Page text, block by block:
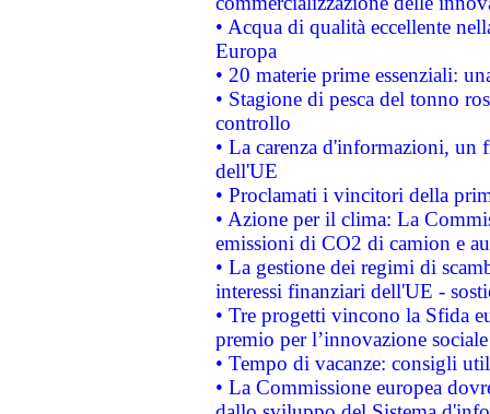
• Acqua di qualità eccellente
Europa
• 20 materie prime essenziali:
• Stagione di pesca del tonno
controllo
• La carenza d'informazioni, un
dell'UE
• Proclamati i vincitori della
• Azione per il clima: La
emissioni di CO2 di camion e
• La gestione dei regimi di
interessi finanziari dell'UE -
• Tre progetti vincono la Sfida
premio per l’innovazione sociale
• Tempo di vacanze: consigli
• La Commissione europea